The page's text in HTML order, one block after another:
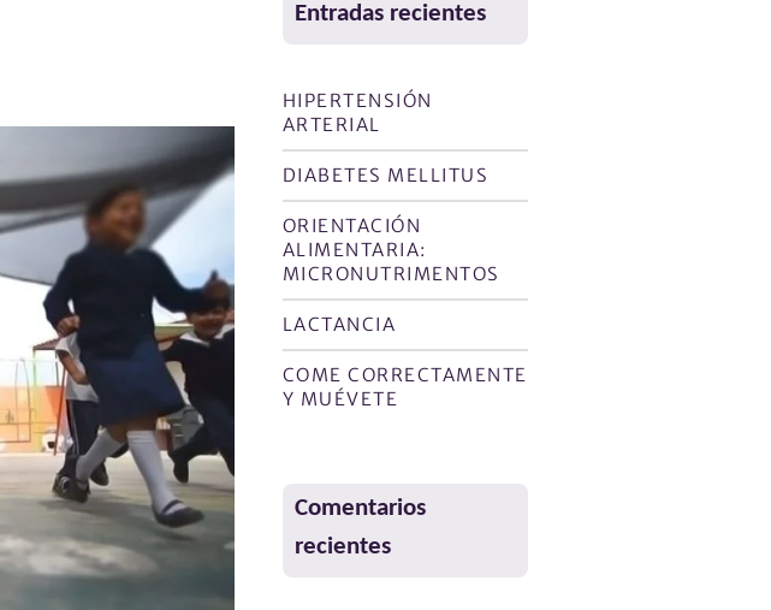
Entradas recientes
HIPERTENSIÓN
ARTERIAL
DIABETES MELLITUS
ORIENTACIÓN
ALIMENTARIA:
MICRONUTRIMENTOS
LACTANCIA
COME CORRECTAMENTE
Y MUÉVETE
Comentarios
recientes